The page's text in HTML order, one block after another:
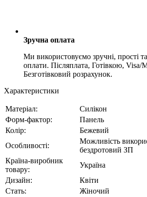
Зручна оплата
Ми використовуємо зручні, прості
оплати. Післяплата, Готівкою, Visa/
Безготівковий розрахунок.
Характеристики
Матеріал:
Силікон
Форм-фактор:
Панель
Колір:
Бежевий
Особливості:
Можливість
бездротовий ЗП
Країна-виробник
товару:
Україна
Дизайн:
Квіти
Стать:
Жіночий